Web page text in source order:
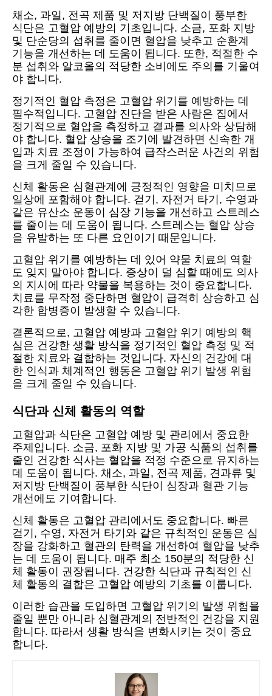
채소, 과일, 전곡 제품 및 저지방 단백질이 풍부한
식단은 고혈압 예방의 기초입니다. 소금, 포화 지방
및 단순당의 섭취를 줄이면 혈압을 낮추고 순환계
기능을 개선하는 데 도움이 됩니다. 또한, 적절한 수
분 섭취와 알코올의 적당한 소비에도 주의를 기울여
야 합니다.
정기적인 혈압 측정은 고혈압 위기를 예방하는 데
필수적입니다. 고혈압 진단을 받은 사람은 집에서
정기적으로 혈압을 측정하고 결과를 의사와 상담해
야 합니다. 혈압 상승을 조기에 발견하면 신속한 개
입과 치료 조정이 가능하여 급작스러운 사건의 위험
을 크게 줄일 수 있습니다.
신체 활동은 심혈관계에 긍정적인 영향을 미치므로
일상에 포함해야 합니다. 걷기, 자전거 타기, 수영과
같은 유산소 운동이 심장 기능을 개선하고 스트레스
를 줄이는 데 도움이 됩니다. 스트레스는 혈압 상승
을 유발하는 또 다른 요인이기 때문입니다.
고혈압 위기를 예방하는 데 있어 약물 치료의 역할
도 잊지 말아야 합니다. 증상이 덜 심할 때에도 의사
의 지시에 따라 약물을 복용하는 것이 중요합니다.
치료를 무작정 중단하면 혈압이 급격히 상승하고 심
각한 합병증이 발생할 수 있습니다.
결론적으로, 고혈압 예방과 고혈압 위기 예방의 핵
심은 건강한 생활 방식을 정기적인 혈압 측정 및 적
절한 치료와 결합하는 것입니다. 자신의 건강에 대
한 인식과 체계적인 행동은 고혈압 위기 발생 위험
을 크게 줄일 수 있습니다.
식단과 신체 활동의 역할
고혈압과 식단은 고혈압 예방 및 관리에서 중요한
주제입니다. 소금, 포화 지방 및 가공 식품의 섭취를
줄인 건강한 식사는 혈압을 적정 수준으로 유지하는
데 도움이 됩니다. 채소, 과일, 전곡 제품, 견과류 및
저지방 단백질이 풍부한 식단이 심장과 혈관 기능
개선에도 기여합니다.
신체 활동은 고혈압 관리에서도 중요합니다. 빠른
걷기, 수영, 자전거 타기와 같은 규칙적인 운동은 심
장을 강화하고 혈관의 탄력을 개선하여 혈압을 낮추
는 데 도움이 됩니다. 매주 최소 150분의 적당한 신
체 활동이 권장됩니다. 건강한 식단과 규칙적인 신
체 활동의 결합은 고혈압 예방의 기초를 이룹니다.
이러한 습관을 도입하면 고혈압 위기의 발생 위험을
줄일 뿐만 아니라 심혈관계의 전반적인 건강을 지원
합니다. 따라서 생활 방식을 변화시키는 것이 중요
합니다.